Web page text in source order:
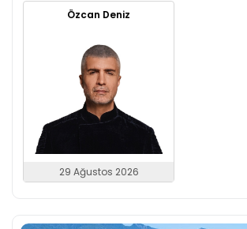
Özcan Deniz
29 Ağustos 2026